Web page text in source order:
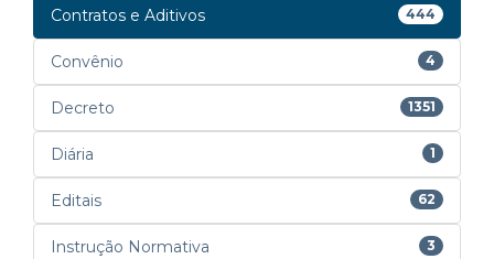
Contratos e Aditivos 444
Convênio 4
Decreto 1351
Diária 1
Editais 62
Instrução Normativa 3